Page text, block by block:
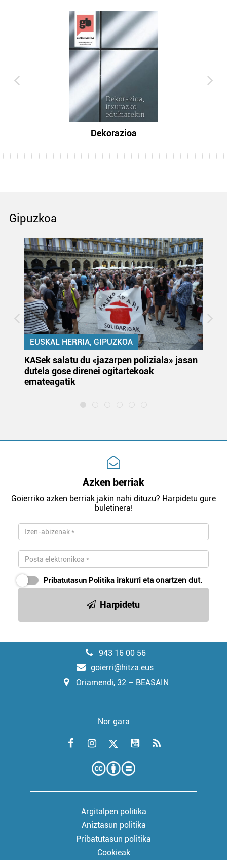
Dekorazioa
Gipuzkoa
EUSKAL HERRIA, GIPUZKOA
KASek salatu du «jazarpen poliziala» jasan
dutela gose direnei ogitartekoak
emateagatik
Azken berriak
Goierriko azken berriak jakin nahi dituzu? Harpidetu gure
buletinera!
Pribatutasun Politika irakurri eta onartzen dut.
Harpidetu
943 16 00 56
goierri@hitza.eus
Oriamendi, 32 – BEASAIN
Nor gara
Argitalpen politika
Aniztasun politika
Pribatutasun politika
Cookieak